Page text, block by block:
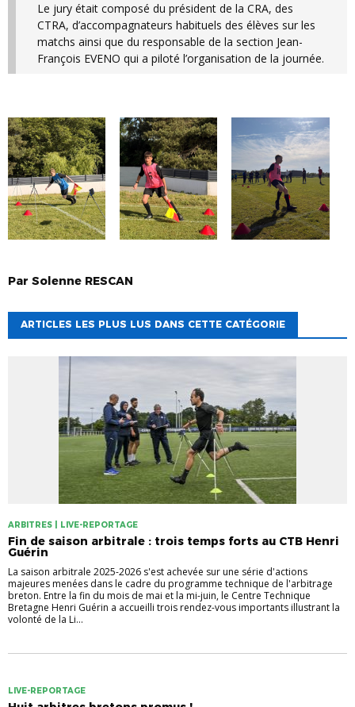
Le jury était composé du président de la CRA, des
CTRA, d’accompagnateurs habituels des élèves sur les
matchs ainsi que du responsable de la section Jean-
François EVENO qui a piloté l’organisation de la journée.
Par Solenne RESCAN
ARTICLES LES PLUS LUS DANS CETTE CATÉGORIE
ARBITRES | LIVE-REPORTAGE
Fin de saison arbitrale : trois temps forts au CTB Henri
Guérin
La saison arbitrale 2025-2026 s'est achevée sur une série d'actions
majeures menées dans le cadre du programme technique de l'arbitrage
breton. Entre la fin du mois de mai et la mi-juin, le Centre Technique
Bretagne Henri Guérin a accueilli trois rendez-vous importants illustrant la
volonté de la Li...
LIVE-REPORTAGE